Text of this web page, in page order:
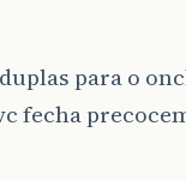
para o
fecha